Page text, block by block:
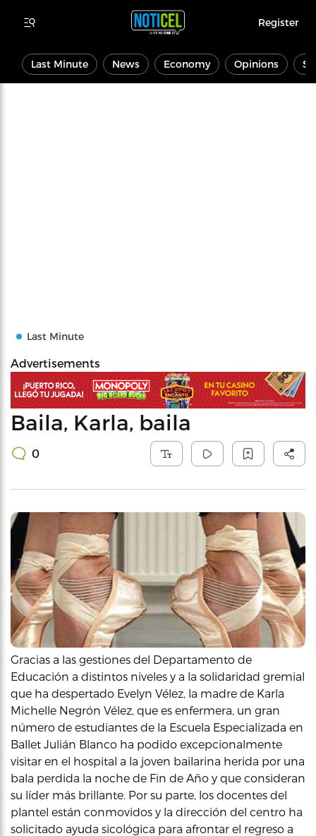
Register
Last Minute News Economy Opinions
Last Minute
Advertisements
Baila, Karla, baila
0
Gracias a las gestiones del Departamento de
Educación a distintos niveles y a la solidaridad gremial
que ha despertado Evelyn Vélez, la madre de Karla
Michelle Negrón Vélez, que es enfermera, un gran
número de estudiantes de la Escuela Especializada en
Ballet Julián Blanco ha podido excepcionalmente
visitar en el hospital a la joven bailarina herida por una
bala perdida la noche de Fin de Año y que consideran
su líder más brillante. Por su parte, los docentes del
plantel están conmovidos y la dirección del centro ha
solicitado ayuda sicológica para afrontar el regreso a